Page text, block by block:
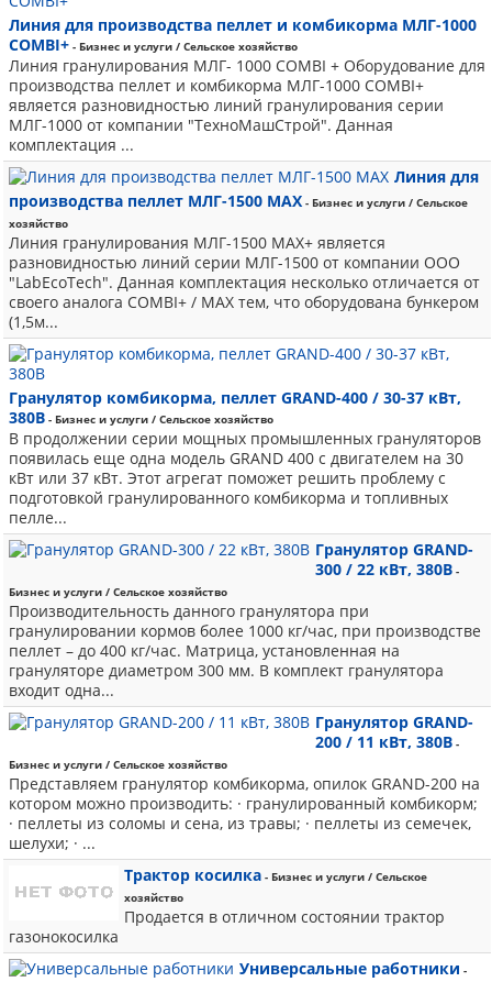
Линия для производства пеллет и комбикорма МЛГ-1000
COMBI+ - Бизнес и услуги / Сельское хозяйство
Линия гранулирования МЛГ- 1000 COMBI + Оборудование для
производства пеллет и комбикорма МЛГ-1000 COMBI+
является разновидностью линий гранулирования серии
МЛГ-1000 от компании "ТехноМашСтрой". Данная
комплектация ...
Линия для
производства пеллет МЛГ-1500 MAX - Бизнес и услуги / Сельское
хозяйство
Линия гранулирования МЛГ-1500 MAX+ является
разновидностью линий серии МЛГ-1500 от компании ООО
"LabEcoTech". Данная комплектация несколько отличается от
своего аналога СОМВІ+ / МАХ тем, что оборудована бункером
(1,5м...
Гранулятор комбикорма, пеллет GRAND-400 / 30-37 кВт,
380В - Бизнес и услуги / Сельское хозяйство
В продолжении серии мощных промышленных грануляторов
появилась еще одна модель GRAND 400 с двигателем на 30
кВт или 37 кВт. Этот агрегат поможет решить проблему с
подготовкой гранулированного комбикорма и топливных
пелле...
Гранулятор GRAND-
300 / 22 кВт, 380В -
Бизнес и услуги / Сельское хозяйство
Производительность данного гранулятора при
гранулировании кормов более 1000 кг/час, при производстве
пеллет – до 400 кг/час. Матрица, установленная на
грануляторе диаметром 300 мм. В комплект гранулятора
входит одна...
Гранулятор GRAND-
200 / 11 кВт, 380В -
Бизнес и услуги / Сельское хозяйство
Представляем гранулятор комбикорма, опилок GRAND-200 на
котором можно производить: · гранулированный комбикорм;
· пеллеты из соломы и сена, из травы; · пеллеты из семечек,
шелухи; · ...
Трактор косилка - Бизнес и услуги / Сельское
хозяйство
Продается в отличном состоянии трактор
газонокосилка
Универсальные работники -